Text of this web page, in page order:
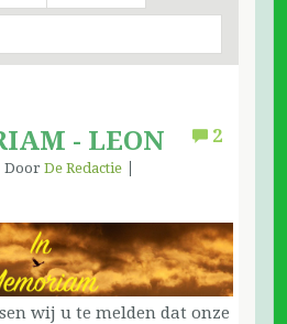
2
- LEON
Door De Redactie
wij u te melden dat onze